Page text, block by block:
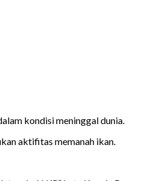
kondisi meninggal dunia.
aktifitas memanah ikan.